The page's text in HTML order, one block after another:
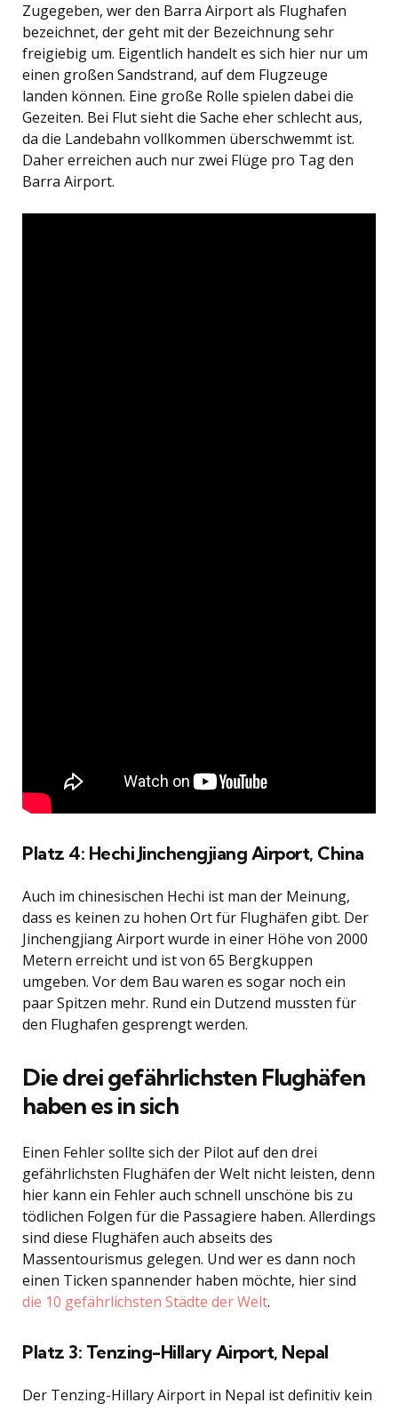
Zugegeben, wer den Barra Airport als Flughafen
bezeichnet, der geht mit der Bezeichnung sehr
freigiebig um. Eigentlich handelt es sich hier nur um
einen großen Sandstrand, auf dem Flugzeuge
landen können. Eine große Rolle spielen dabei die
Gezeiten. Bei Flut sieht die Sache eher schlecht aus,
da die Landebahn vollkommen überschwemmt ist.
Daher erreichen auch nur zwei Flüge pro Tag den
Barra Airport.
Platz 4: Hechi Jinchengjiang Airport, China
Auch im chinesischen Hechi ist man der Meinung,
dass es keinen zu hohen Ort für Flughäfen gibt. Der
Jinchengjiang Airport wurde in einer Höhe von 2000
Metern erreicht und ist von 65 Bergkuppen
umgeben. Vor dem Bau waren es sogar noch ein
paar Spitzen mehr. Rund ein Dutzend mussten für
den Flughafen gesprengt werden.
Die drei gefährlichsten Flughäfen
haben es in sich
Einen Fehler sollte sich der Pilot auf den drei
gefährlichsten Flughäfen der Welt nicht leisten, denn
hier kann ein Fehler auch schnell unschöne bis zu
tödlichen Folgen für die Passagiere haben. Allerdings
sind diese Flughäfen auch abseits des
Massentourismus gelegen. Und wer es dann noch
einen Ticken spannender haben möchte, hier sind
die 10 gefährlichsten Städte der Welt.
Platz 3: Tenzing-Hillary Airport, Nepal
Der Tenzing-Hillary Airport in Nepal ist definitiv kein